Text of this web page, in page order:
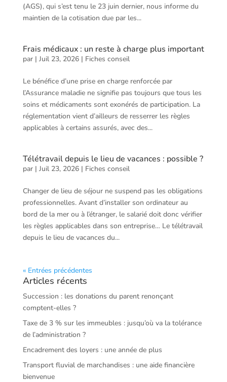
(AGS), qui s’est tenu le 23 juin dernier, nous informe du
maintien de la cotisation due par les...
Frais médicaux : un reste à charge plus important
par | Juil 23, 2026| Fiches conseil
Le bénéfice d’une prise en charge renforcée par
l’Assurance maladie ne signifie pas toujours que tous les
soins et médicaments sont exonérés de participation. La
réglementation vient d’ailleurs de resserrer les règles
applicables à certains assurés, avec des...
Télétravail depuis le lieu de vacances : possible ?
par | Juil 23, 2026| Fiches conseil
Changer de lieu de séjour ne suspend pas les obligations
professionnelles. Avant d’installer son ordinateur au
bord de la mer ou à l’étranger, le salarié doit donc vérifier
les règles applicables dans son entreprise… Le télétravail
depuis le lieu de vacances du...
« Entrées précédentes
Articles récents
Succession : les donations du parent renonçant
comptent-elles ?
Taxe de 3 % sur les immeubles : jusqu’où va la tolérance
de l’administration ?
Encadrement des loyers : une année de plus
Transport fluvial de marchandises : une aide financière
bienvenue